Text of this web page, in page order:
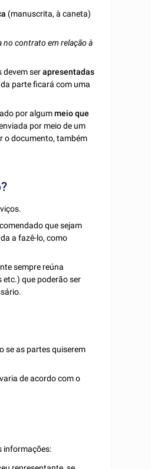
(manuscrita, à caneta)
no contrato em relação à
devem serapresentadas
parte ficará com uma
por algummeio que
por meio de um
o documento, também
que sejam
a fazê-lo, como
sempre reúna
que poderão ser
se as partes quiserem
de acordo com o
informações: